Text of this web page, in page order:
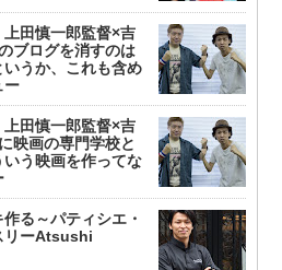
田慎一郎監督×吉
ブログを消すのは
うか、これも含め
ー
田慎一郎監督×吉
映画の専門学校と
う映画を作ってな
る～パティシエ・
リーAtsushi